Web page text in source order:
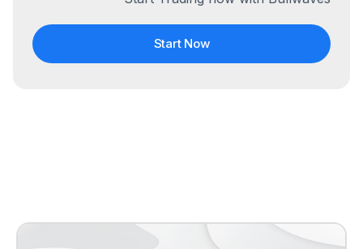
Start Now